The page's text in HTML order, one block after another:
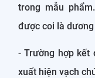
trong mẫu
được coi là
- Trường hợp kết
xuất hiện vạch